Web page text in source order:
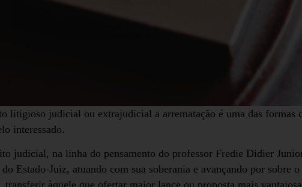
litigioso judicial ou extrajudicial a arrematação é uma das formas
interessado.
judicial, na linha do pensamento do professor Fredie Didier
Estado-Juiz, atuando com sua soberania e avançando por sobre o